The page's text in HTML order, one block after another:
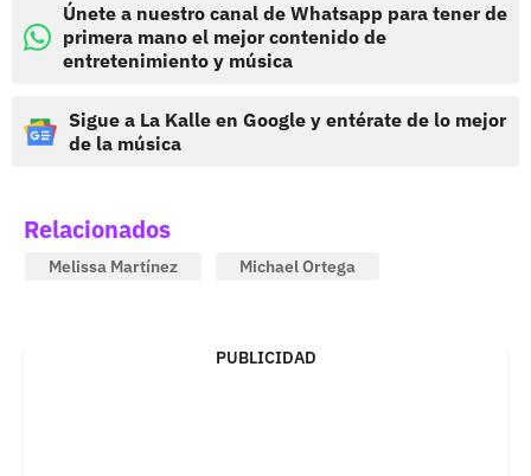
Únete a nuestro canal de Whatsapp para tener de
primera mano el mejor contenido de
entretenimiento y música
Sigue a La Kalle en Google y entérate de lo mejor
de la música
Relacionados
Melissa Martínez Michael Ortega
PUBLICIDAD